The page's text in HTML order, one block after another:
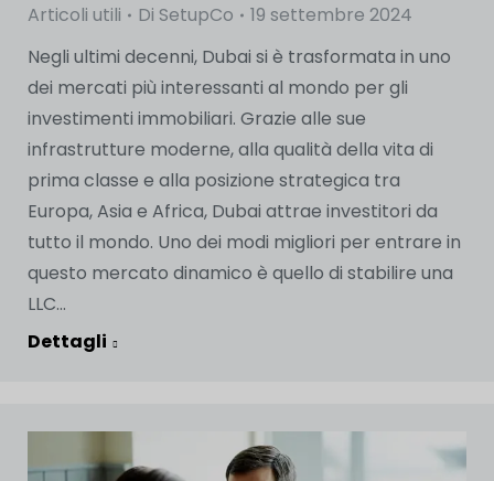
Articoli utili Di SetupCo
19 settembre 2024
Negli ultimi decenni, Dubai si è trasformata in uno
dei mercati più interessanti al mondo per gli
investimenti immobiliari. Grazie alle sue
infrastrutture moderne, alla qualità della vita di
prima classe e alla posizione strategica tra
Europa, Asia e Africa, Dubai attrae investitori da
tutto il mondo. Uno dei modi migliori per entrare in
questo mercato dinamico è quello di stabilire una
LLC...
Dettagli